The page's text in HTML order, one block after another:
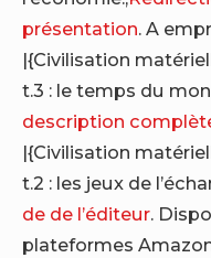
présentation. A
|{Civilisation
t.3 : le temps du
description
|{Civilisation
t.2 : les jeux de
de de l’éditeur.
plateformes